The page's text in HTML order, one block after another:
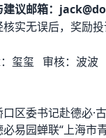
建议邮箱：
实无误后，奖励
玺玺 审核：波波